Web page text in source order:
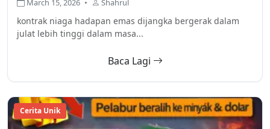
March 15, 2026 • Shahrul
kontrak niaga hadapan emas dijangka bergerak dalam
julat lebih tinggi dalam masa...
Baca Lagi
Cerita Unik